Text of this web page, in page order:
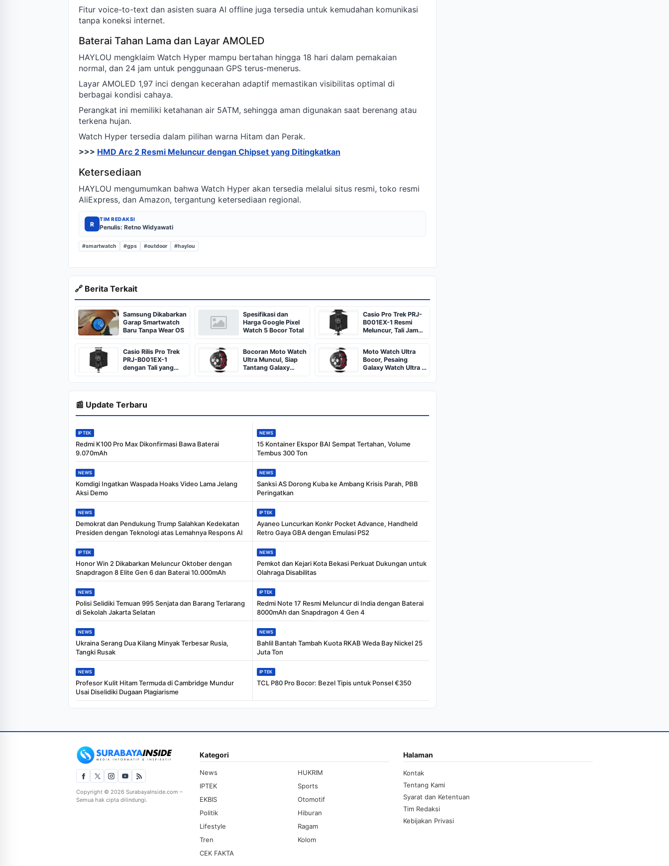
Fitur voice-to-text dan asisten suara AI offline juga tersedia untuk kemudahan komunikasi
tanpa koneksi internet.
Baterai Tahan Lama dan Layar AMOLED
HAYLOU mengklaim Watch Hyper mampu bertahan hingga 18 hari dalam pemakaian
normal, dan 24 jam untuk penggunaan GPS terus-menerus.
Layar AMOLED 1,97 inci dengan kecerahan adaptif memastikan visibilitas optimal di
berbagai kondisi cahaya.
Perangkat ini memiliki ketahanan air 5ATM, sehingga aman digunakan saat berenang atau
terkena hujan.
Watch Hyper tersedia dalam pilihan warna Hitam dan Perak.
>>> HMD Arc 2 Resmi Meluncur dengan Chipset yang Ditingkatkan
Ketersediaan
HAYLOU mengumumkan bahwa Watch Hyper akan tersedia melalui situs resmi, toko resmi
AliExpress, dan Amazon, tergantung ketersediaan regional.
R
TIM REDAKSI
Penulis: Retno Widyawati
#smartwatch #gps #outdoor #haylou
🔗 Berita Terkait
Samsung Dikabarkan
Garap Smartwatch
Baru Tanpa Wear OS
Spesifikasi dan
Harga Google Pixel
Watch 5 Bocor Total
Casio Pro Trek PRJ-
B001EX-1 Resmi
Meluncur, Tali Jam
Bisa Jadi Kantong
Penyimpanan
Casio Rilis Pro Trek
PRJ-B001EX-1
dengan Tali yang
Bisa Jadi Kantong
Penyimpanan
Bocoran Moto Watch
Ultra Muncul, Siap
Tantang Galaxy
Watch Ultra 2?
Moto Watch Ultra
Bocor, Pesaing
Galaxy Watch Ultra 2
dari Motorola!
📰 Update Terbaru
IPTEK
Redmi K100 Pro Max Dikonfirmasi Bawa Baterai
9.070mAh
NEWS
15 Kontainer Ekspor BAI Sempat Tertahan, Volume
Tembus 300 Ton
NEWS
Komdigi Ingatkan Waspada Hoaks Video Lama Jelang
Aksi Demo
NEWS
Sanksi AS Dorong Kuba ke Ambang Krisis Parah, PBB
Peringatkan
NEWS
Demokrat dan Pendukung Trump Salahkan Kedekatan
Presiden dengan Teknologi atas Lemahnya Respons AI
IPTEK
Ayaneo Luncurkan Konkr Pocket Advance, Handheld
Retro Gaya GBA dengan Emulasi PS2
IPTEK
Honor Win 2 Dikabarkan Meluncur Oktober dengan
Snapdragon 8 Elite Gen 6 dan Baterai 10.000mAh
NEWS
Pemkot dan Kejari Kota Bekasi Perkuat Dukungan untuk
Olahraga Disabilitas
NEWS
Polisi Selidiki Temuan 995 Senjata dan Barang Terlarang
di Sekolah Jakarta Selatan
IPTEK
Redmi Note 17 Resmi Meluncur di India dengan Baterai
8000mAh dan Snapdragon 4 Gen 4
NEWS
Ukraina Serang Dua Kilang Minyak Terbesar Rusia,
Tangki Rusak
NEWS
Bahlil Bantah Tambah Kuota RKAB Weda Bay Nickel 25
Juta Ton
NEWS
Profesor Kulit Hitam Termuda di Cambridge Mundur
Usai Diselidiki Dugaan Plagiarisme
IPTEK
TCL P80 Pro Bocor: Bezel Tipis untuk Ponsel €350
Copyright © 2026 SurabayaInside.com –
Semua hak cipta dilindungi.
Kategori
News
HUKRIM
IPTEK
Sports
EKBIS
Otomotif
Politik
Hiburan
Lifestyle
Ragam
Tren
Kolom
CEK FAKTA
Halaman
Kontak
Tentang Kami
Syarat dan Ketentuan
Tim Redaksi
Kebijakan Privasi